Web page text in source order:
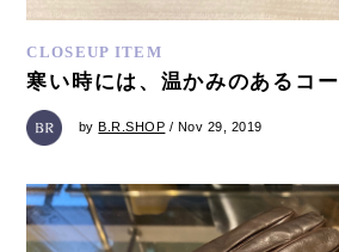
CLOSEUP ITEM
寒い時には、温かみのあるコ
byB.R.SHOP / Nov 29, 2019